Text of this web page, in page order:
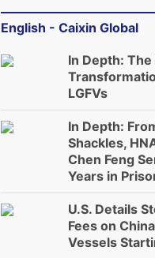
English - Caixin Global
In Depth:
LGFVs
In Depth:
Shackles,
Chen Feng
Years in
U.S. Details
Fees on
Vessels